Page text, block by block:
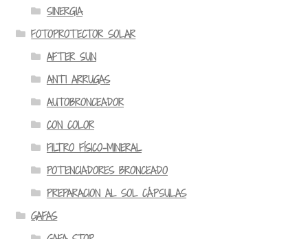
SINERGIA
FOTOPROTECTOR SOLAR
AFTER SUN
ANTI ARRUGAS
AUTOBRONCEADOR
CON COLOR
FILTRO FÍSICO-MINERAL
POTENCIADORES BRONCEADO
PREPARACION AL SOL CÁPSULAS
GAFAS